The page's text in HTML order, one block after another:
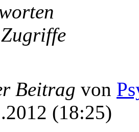
Zugriffe
Beitrag von
(18:25)